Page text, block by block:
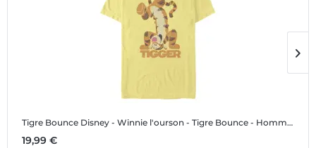
Tigre Bounce Disney - Winnie l'ourson - Tigre Bounce - Homme T-shirt
19,99 €